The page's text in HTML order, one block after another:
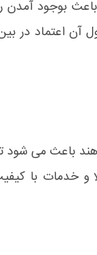
بوجود آمدن
آن اعتماد در
باعث می شود
و خدمات با